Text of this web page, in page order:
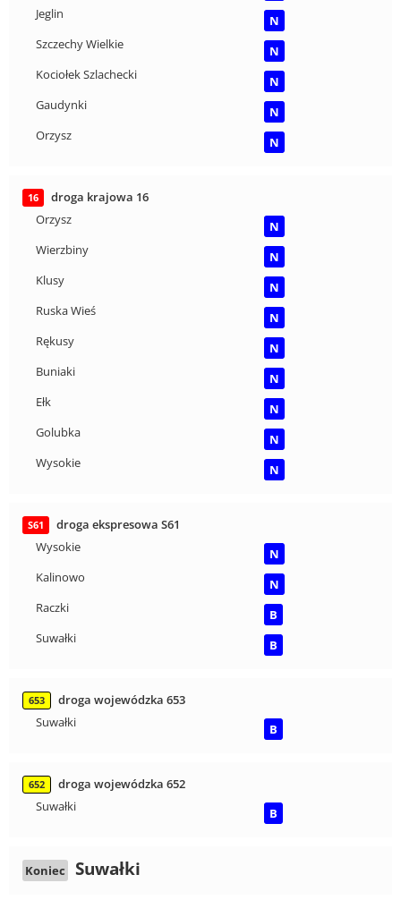
Jeglin
N
Szczechy Wielkie
N
Kociołek Szlachecki
N
Gaudynki
N
Orzysz
N
16
droga krajowa 16
Orzysz
N
Wierzbiny
N
Klusy
N
Ruska Wieś
N
Rękusy
N
Buniaki
N
Ełk
N
Golubka
N
Wysokie
N
S61
droga ekspresowa S61
Wysokie
N
Kalinowo
N
Raczki
B
Suwałki
B
653
droga wojewódzka 653
Suwałki
B
652
droga wojewódzka 652
Suwałki
B
Koniec Suwałki